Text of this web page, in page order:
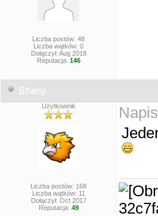
Liczba postów: 48
Liczba wątków: 0
Dołączył: Aug 2018
Reputacja: 146
Shany
Użytkownik
Liczba postów: 168
Liczba wątków: 11
Dołączył: Oct 2017
Reputacja: 49